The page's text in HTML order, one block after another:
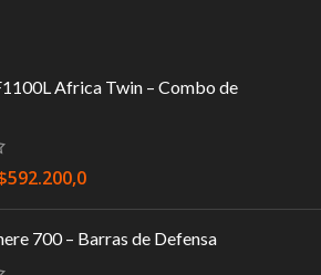
Africa Twin – Combo de
592.200,0
700 – Barras de Defensa